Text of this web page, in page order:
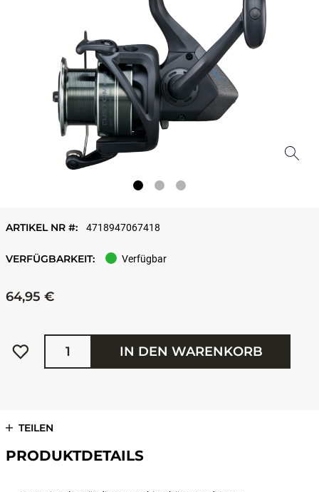
ARTIKEL NR #: 4718947067418
VERFÜGBARKEIT: Verfügbar
64,95 €
Menge
IN DEN WARENKORB
TEILEN
PRODUKTDETAILS